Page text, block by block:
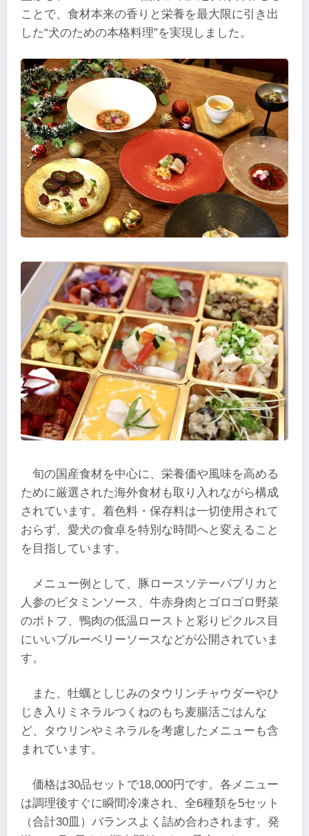
ことで、食材本来の香りと栄養を最大限に引き出
した“犬のための本格料理”を実現しました。
旬の国産食材を中心に、栄養価や風味を高める
ために厳選された海外食材も取り入れながら構成
されています。着色料・保存料は一切使用されて
おらず、愛犬の食卓を特別な時間へと変えること
を目指しています。
メニュー例として、豚ロースソテーパプリカと
人参のビタミンソース、牛赤身肉とゴロゴロ野菜
のポトフ、鴨肉の低温ローストと彩りピクルス目
にいいブルーベリーソースなどが公開されていま
す。
また、牡蠣としじみのタウリンチャウダーやひ
じき入りミネラルつくねのもち麦腸活ごはんな
ど、タウリンやミネラルを考慮したメニューも含
まれています。
価格は30品セットで18,000円です。各メニュー
は調理後すぐに瞬間冷凍され、全6種類を5セット
（合計30皿）バランスよく詰め合わされます。発